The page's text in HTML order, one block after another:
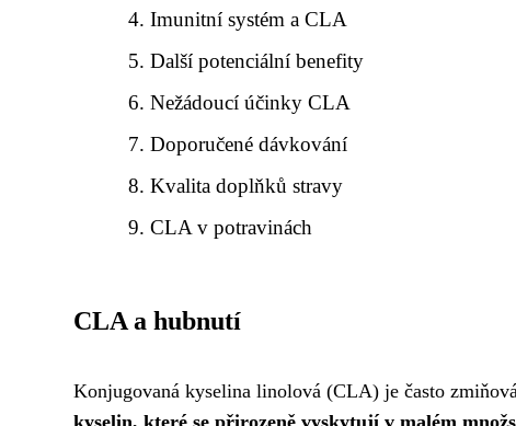
Imunitní systém a CLA
Další potenciální benefity
Nežádoucí účinky CLA
Doporučené dávkování
Kvalita doplňků stravy
CLA v potravinách
CLA a hubnutí
Konjugovaná kyselina linolová (CLA) je často